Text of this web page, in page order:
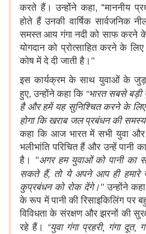
करते हैं। उन्होंने कहा, "माननीय
होते हैं उनकी वार्षिक सार्वजनिक
समस्त आय गंगा नदी को साफ करने के
योगदान को प्रोत्साहित करने के
कोष में दे दी जाती है।"
इस कार्यक्रम के साथ युवाओं के
हुए,उन्होंने कहा कि “भारत सबसे बड़ी
है और हमें यह सुनिश्चित करने के
होगा कि खराब जल प्रबंधन की
कहा कि आज भारत में सभी युवा और
भलीभांति परिचित हैं और उन्हें पानी
है।
"अगर हम युवाओं को पानी का
सकते हैं, तो ये अपने आप ही
कुप्रबंधन को रोक देंगे।"उन्होंने
के रूप में पानी की रिसाइकिलिंग पर
विविधता के संरक्षण और झरनों की
रहे हैं। “युवा गंगा प्रहरी, गंगा दूत,